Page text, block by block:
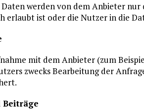
Daten werden von dem Anbieter
erlaubt ist oder die Nutzer in die
mit dem Anbieter (zum
zwecks Bearbeitung der
Beiträge